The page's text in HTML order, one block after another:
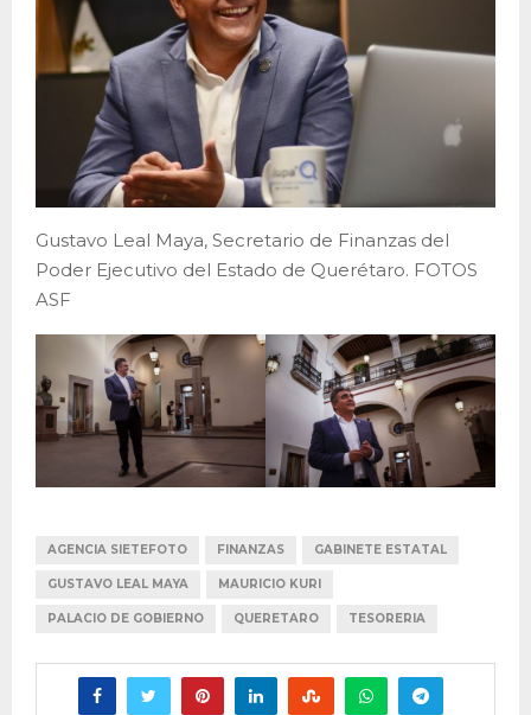
Gustavo Leal Maya, Secretario de Finanzas del
Poder Ejecutivo del Estado de Querétaro. FOTOS
ASF
AGENCIA SIETEFOTO FINANZAS GABINETE ESTATAL
GUSTAVO LEAL MAYA MAURICIO KURI
PALACIO DE GOBIERNO QUERETARO TESORERIA